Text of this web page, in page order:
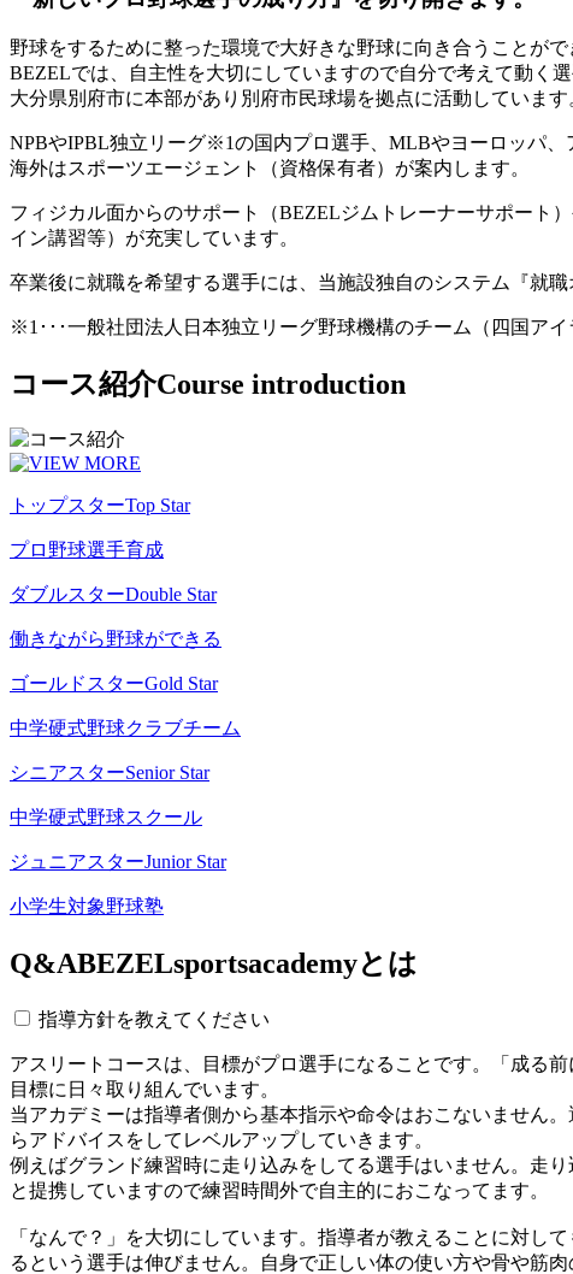
野球をするために整った環境で大好きな野球に向き合うことがで
BEZELでは、自主性を大切にしていますので自分で考えて動く
大分県別府市に本部があり別府市民球場を拠点に活動しています
NPBやIPBL独立リーグ※1の国内プロ選手、MLBやヨーロッパ、
海外はスポーツエージェント（資格保有者）が案内します。
フィジカル面からのサポート（BEZELジムトレーナーサポート
イン講習等）が充実しています。
卒業後に就職を希望する選手には、当施設独自のシステム『就
※1･･･一般社団法人日本独立リーグ野球機構のチーム（四国ア
コース紹介Course introduction
トップスターTop Star
プロ野球選手育成
ダブルスターDouble Star
働きながら野球ができる
ゴールドスターGold Star
中学硬式野球クラブチーム
シニアスターSenior Star
中学硬式野球スクール
ジュニアスターJunior Star
小学生対象野球塾
Q&ABEZELsportsacademyとは
指導方針を教えてください
アスリートコースは、目標がプロ選手になることです。「成る
目標に日々取り組んでいます。
当アカデミーは指導者側から基本指示や命令はおこないません
らアドバイスをしてレベルアップしていきます。
例えばグランド練習時に走り込みをしてる選手はいません。走
と提携していますので練習時間外で自主的におこなってます。
「なんで？」を大切にしています。指導者が教えることに対し
るという選手は伸びません。自身で正しい体の使い方や骨や筋